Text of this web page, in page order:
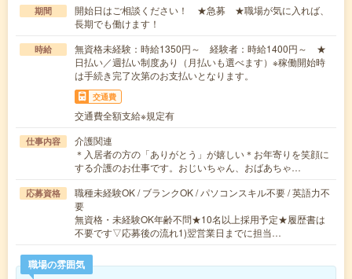
期間
開始日はご相談ください！ ★急募 ★職場が気に入れば、
長期でも働けます！
時給
無資格未経験：時給1350円～ 経験者：時給1400円～ ★
日払い／週払い制度あり（月払いも選べます）※稼働開始時
は手続き完了次第のお支払いとなります。
交通費
交通費全額支給※規定有
仕事内容
介護関連
＊入居者の方の「ありがとう」が嬉しい＊お年寄りを笑顔に
する介護のお仕事です。おじいちゃん、おばあちゃ…
応募資格
職種未経験OK / ブランクOK / パソコンスキル不要 / 英語力不
要
無資格・未経験OK年齢不問★10名以上採用予定★履歴書は
不要です▽応募後の流れ1)翌営業日までに担当…
職場の雰囲気